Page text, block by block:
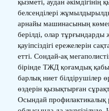
қызметі, аудан әкімдігінің
белсенділері
арнайы машинасының
берілді, олар
қауіпсіздігі ережелерін
етті. Сондай-ақ
бірінде ТЖД қоғамдық
барлық ниет білдірушілер
өздерін қызықтырған
Осындай